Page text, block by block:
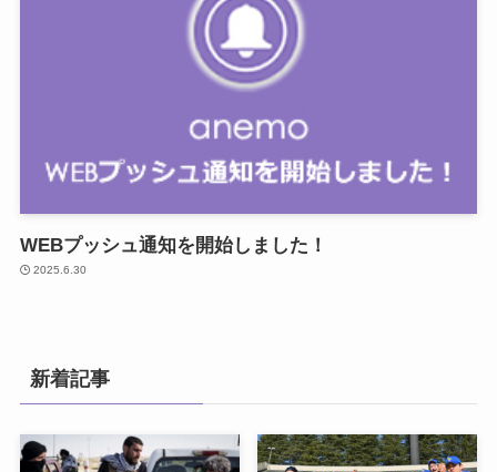
WEBプッシュ通知を開始しました！
2025.6.30
新着記事